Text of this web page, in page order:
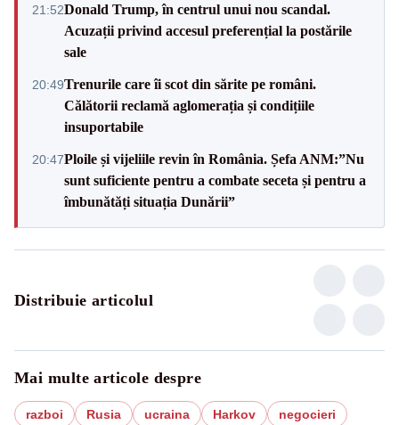
21:52Donald Trump, în centrul unui nou scandal.
Acuzații privind accesul preferențial la postările
sale
20:49Trenurile care îi scot din sărite pe români.
Călătorii reclamă aglomerația și condițiile
insuportabile
20:47Ploile și vijeliile revin în România. Șefa ANM:”Nu
sunt suficiente pentru a combate seceta și pentru a
îmbunătăți situația Dunării”
Distribuie articolul
Mai multe articole despre
razboi Rusia ucraina Harkov negocieri